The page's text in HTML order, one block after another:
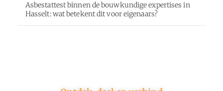
Asbestattest binnen de bouwkundige expertises in
Hasselt: wat betekent dit voor eigenaars?